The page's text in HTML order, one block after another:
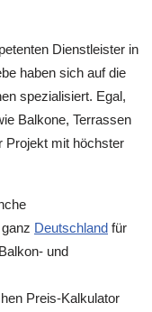
Dienstleister in
haben sich auf die
spezialisiert. Egal,
Balkone, Terrassen
Projekt mit höchster
Deutschland für
und
Preis-Kalkulator